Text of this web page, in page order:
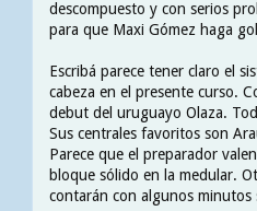
descompuesto y con serios
para que Maxi Gómez haga
Escribá parece tener claro el
cabeza en el presente curso.
debut del uruguayo Olaza.
Sus centrales favoritos son
Parece que el preparador
bloque sólido en la medular.
contarán con algunos minutos